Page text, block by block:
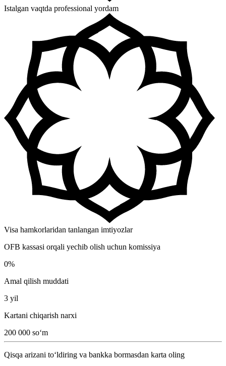
Istalgan vaqtda professional yordam
Visa hamkorlaridan tanlangan imtiyozlar
OFB kassasi orqali yechib olish uchun komissiya
0%
Amal qilish muddati
3 yil
Kartani chiqarish narxi
200 000 so‘m
Qisqa arizani to‘ldiring va bankka bormasdan karta oling